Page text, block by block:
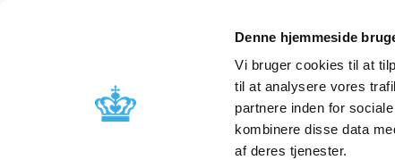
Denne hjemmeside
Vi bruger cookies til at
til at analysere vores
partnere inden for
kombinere disse data
af deres tjenester.
Godkendelse og